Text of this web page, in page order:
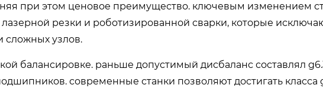
при этом ценовое преимущество. ключевым изменением
резки и роботизированной сварки, которые
сложных узлов.
балансировке. раньше допустимый дисбаланс составлял
современные станки позволяют достигать класса